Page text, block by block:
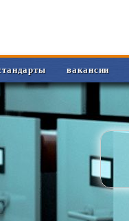
вакансии